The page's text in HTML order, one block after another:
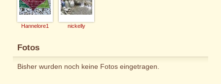
Hannelore1 nickelly
Fotos
Bisher wurden noch keine Fotos eingetragen.